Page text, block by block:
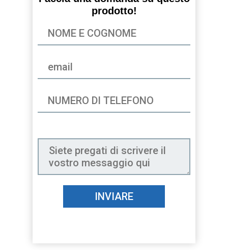
prodotto!
INVIARE